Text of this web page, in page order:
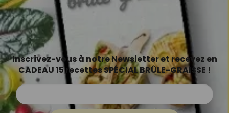
Inscrivez-vous à notre Newsletter et recevez en
CADEAU 15 recettes SPÉCIAL BRÛLE-GRAISSE !